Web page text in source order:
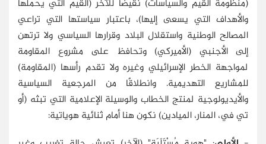
(منظومة القيم والسياسات) نقيضًا للآخر (القيم التي يحملها
والأهداف التي يسعى إليها)، باعتبار سياستها التي تراعي
المصالح الوطنية واستقلال البلاد وقرارها السياسي ولا ترتهن
إلى الأجنبي (الأميركي) وتحافظ على مشروع المقاومة
لمواجهة الخطر الإسرائيلي وغيره ولا تقدم رأسها (المقاومة)
للمشاريع التهديمية. وانطلاقًا من المرجعية السياسية
والأيديولوجية لمنتج الخطاب والوسيلة الإعلامية التي تبثه (أو
تي في، المنار، الميادين) نكون هنا أمام ثنائية هوياتية: